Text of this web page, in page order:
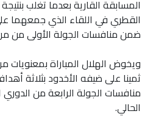
القطري في اللقاء الذي جمعهما
ضمن منافسات الجولة الأولى من
ويخوض الهلال المباراة بمعنويات
ثمينا على ضيفه الأخدود بثلاثة
منافسات الجولة الرابعة من
الحالي.